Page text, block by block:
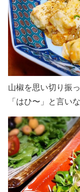
山椒を思い切り振
「はひ〜」と言い